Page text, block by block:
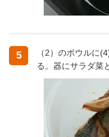
5
（2）のボウルに
る。器にサラダ菜